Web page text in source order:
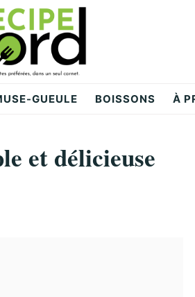
GUEULE BOISSONS À
et délicieuse